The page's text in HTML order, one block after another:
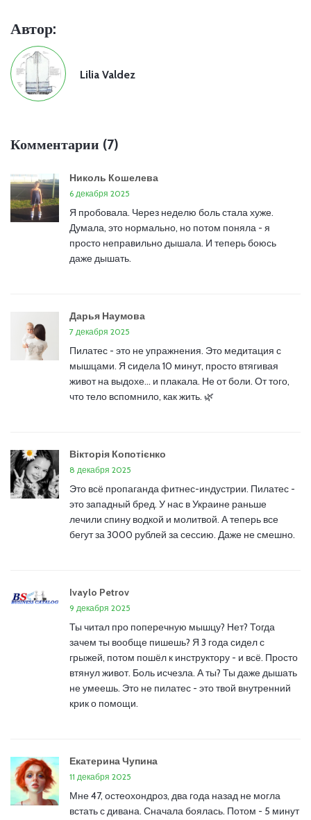
Автор:
Lilia Valdez
Комментарии (7)
Николь Кошелева
6 декабря 2025
Я пробовала. Через неделю боль стала хуже.
Думала, это нормально, но потом поняла - я
просто неправильно дышала. И теперь боюсь
даже дышать.
Дарья Наумова
7 декабря 2025
Пилатес - это не упражнения. Это медитация с
мышцами. Я сидела 10 минут, просто втягивая
живот на выдохе... и плакала. Не от боли. От того,
что тело вспомнило, как жить. 🌿
Вікторія Копотієнко
8 декабря 2025
Это всё пропаганда фитнес-индустрии. Пилатес -
это западный бред. У нас в Украине раньше
лечили спину водкой и молитвой. А теперь все
бегут за 3000 рублей за сессию. Даже не смешно.
Ivaylo Petrov
9 декабря 2025
Ты читал про поперечную мышцу? Нет? Тогда
зачем ты вообще пишешь? Я 3 года сидел с
грыжей, потом пошёл к инструктору - и всё. Просто
втянул живот. Боль исчезла. А ты? Ты даже дышать
не умеешь. Это не пилатес - это твой внутренний
крик о помощи.
Екатерина Чупина
11 декабря 2025
Мне 47, остеохондроз, два года назад не могла
встать с дивана. Сначала боялась. Потом - 5 минут